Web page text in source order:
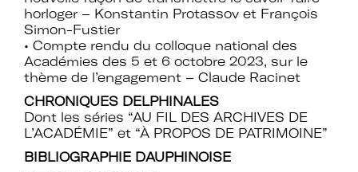
horloger – Konstantin Protassov et François
Simon-Fustier
• Compte rendu du colloque national des
Académies des 5 et 6 octobre 2023, sur le
thème de l’engagement – Claude Racinet
CHRONIQUES DELPHINALES
Dont les séries “AU FIL DES ARCHIVES DE
L’ACADÉMIE” et “À PROPOS DE PATRIMOINE”
BIBLIOGRAPHIE DAUPHINOISE